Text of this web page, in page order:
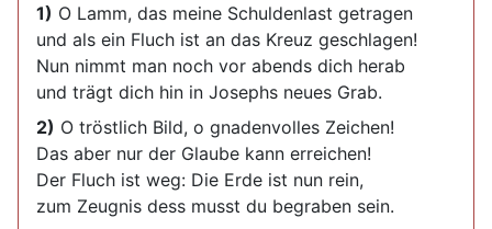
1) O Lamm, das meine Schuldenlast getragen
und als ein Fluch ist an das Kreuz geschlagen!
Nun nimmt man noch vor abends dich herab
und trägt dich hin in Josephs neues Grab.
2) O tröstlich Bild, o gnadenvolles Zeichen!
Das aber nur der Glaube kann erreichen!
Der Fluch ist weg: Die Erde ist nun rein,
zum Zeugnis dess musst du begraben sein.